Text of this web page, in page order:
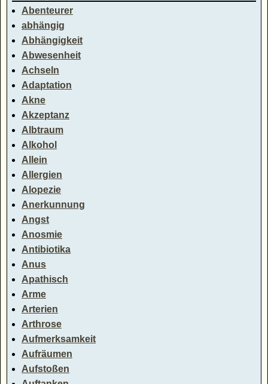
Abenteurer
abhängig
Abhängigkeit
Abwesenheit
Achseln
Adaptation
Akne
Akzeptanz
Albtraum
Alkohol
Allein
Allergien
Alopezie
Anerkunnung
Angst
Anosmie
Antibiotika
Anus
Apathisch
Arme
Arterien
Arthrose
Aufmerksamkeit
Aufräumen
Aufstoßen